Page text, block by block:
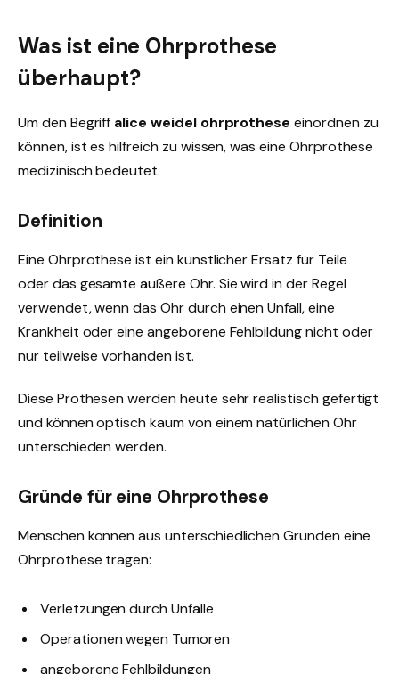
Was ist eine Ohrprothese
überhaupt?
Um den Begriff alice weidel ohrprothese einordnen zu
können, ist es hilfreich zu wissen, was eine Ohrprothese
medizinisch bedeutet.
Definition
Eine Ohrprothese ist ein künstlicher Ersatz für Teile
oder das gesamte äußere Ohr. Sie wird in der Regel
verwendet, wenn das Ohr durch einen Unfall, eine
Krankheit oder eine angeborene Fehlbildung nicht oder
nur teilweise vorhanden ist.
Diese Prothesen werden heute sehr realistisch gefertigt
und können optisch kaum von einem natürlichen Ohr
unterschieden werden.
Gründe für eine Ohrprothese
Menschen können aus unterschiedlichen Gründen eine
Ohrprothese tragen:
Verletzungen durch Unfälle
Operationen wegen Tumoren
angeborene Fehlbildungen